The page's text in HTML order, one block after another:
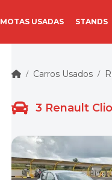
MOTAS USADAS STANDS
/ Carros Usados /
3 Renault